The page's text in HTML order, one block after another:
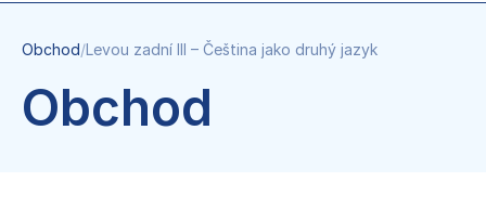
O METĚ
Obchod/Levou zadní III – Čeština jako druhý jazyk
Obchod